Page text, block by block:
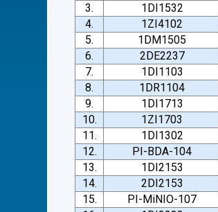
3.
1DI1532
4.
1ZI4102
5.
1DM1505
6.
2DE2237
7.
1DI1103
8.
1DR1104
9.
1DI1713
10.
1ZI1703
11.
1DI1302
12.
PI-BDA-104
13.
1DI2153
14.
2DI2153
15.
PI-MiNIO-107